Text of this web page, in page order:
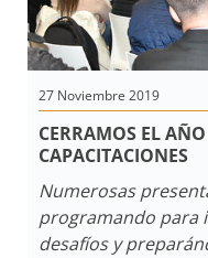
27 Noviembre 2019
CERRAMOS EL
CAPACITACIONES
Numerosas
programando para
desafíos y